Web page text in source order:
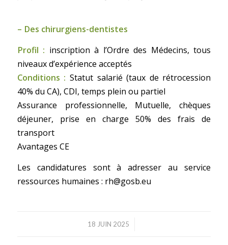
– Des chirurgiens-dentistes
Profil : inscription à l’Ordre des Médecins, tous
niveaux d’expérience acceptés
Conditions : Statut salarié (taux de rétrocession
40% du CA), CDI, temps plein ou partiel
Assurance professionnelle, Mutuelle, chèques
déjeuner, prise en charge 50% des frais de
transport
Avantages CE
Les candidatures sont à adresser au service
ressources humaines : rh@gosb.eu
18 JUIN 2025
/